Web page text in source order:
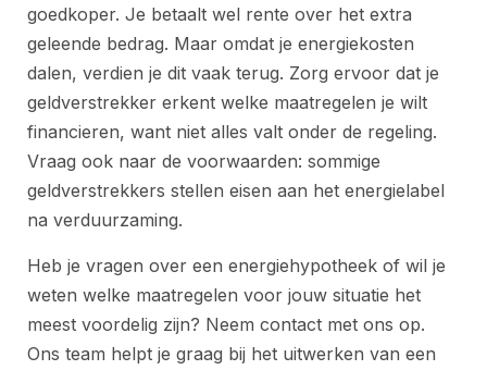
goedkoper. Je betaalt wel rente over het extra
geleende bedrag. Maar omdat je energiekosten
dalen, verdien je dit vaak terug. Zorg ervoor dat je
geldverstrekker erkent welke maatregelen je wilt
financieren, want niet alles valt onder de regeling.
Vraag ook naar de voorwaarden: sommige
geldverstrekkers stellen eisen aan het energielabel
na verduurzaming.
Heb je vragen over een energiehypotheek of wil je
weten welke maatregelen voor jouw situatie het
meest voordelig zijn? Neem contact met ons op.
Ons team helpt je graag bij het uitwerken van een